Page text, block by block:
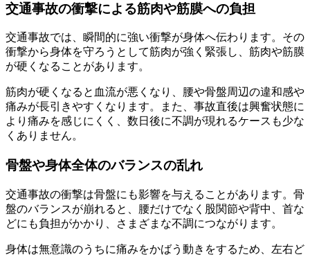
交通事故の衝撃による筋肉や筋膜への負担
交通事故では、瞬間的に強い衝撃が身体へ伝わります。その
衝撃から身体を守ろうとして筋肉が強く緊張し、筋肉や筋膜
が硬くなることがあります。
筋肉が硬くなると血流が悪くなり、腰や骨盤周辺の違和感や
痛みが長引きやすくなります。また、事故直後は興奮状態に
より痛みを感じにくく、数日後に不調が現れるケースも少な
くありません。
骨盤や身体全体のバランスの乱れ
交通事故の衝撃は骨盤にも影響を与えることがあります。骨
盤のバランスが崩れると、腰だけでなく股関節や背中、首な
どにも負担がかかり、さまざまな不調につながります。
身体は無意識のうちに痛みをかばう動きをするため、左右ど